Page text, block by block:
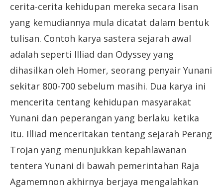
cerita-cerita kehidupan mereka secara lisan
yang kemudiannya mula dicatat dalam bentuk
tulisan. Contoh karya sastera sejarah awal
adalah seperti Illiad dan Odyssey yang
dihasilkan oleh Homer, seorang penyair Yunani
sekitar 800-700 sebelum masihi. Dua karya ini
mencerita tentang kehidupan masyarakat
Yunani dan peperangan yang berlaku ketika
itu. Illiad menceritakan tentang sejarah Perang
Trojan yang menunjukkan kepahlawanan
tentera Yunani di bawah pemerintahan Raja
Agamemnon akhirnya berjaya mengalahkan